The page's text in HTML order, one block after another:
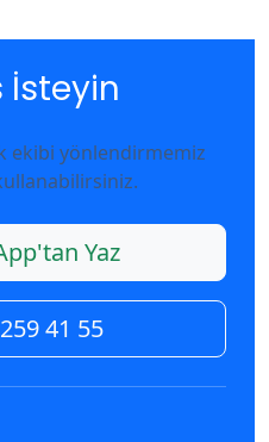
İsteyin
ekibi yönlendirmemiz
Yaz
41 55